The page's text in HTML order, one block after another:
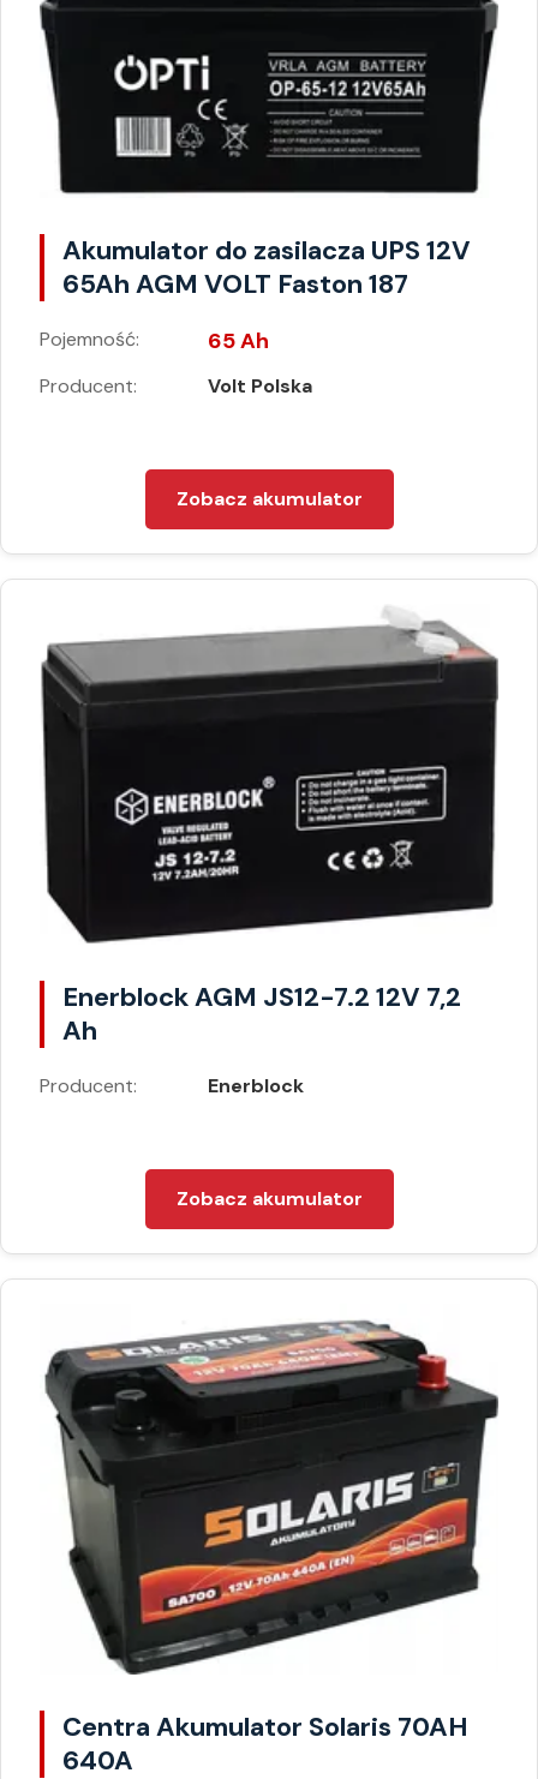
Akumulator do zasilacza UPS 12V
65Ah AGM VOLT Faston 187
Pojemność: 65 Ah
Producent: Volt Polska
Zobacz akumulator
Enerblock AGM JS12-7.2 12V 7,2
Ah
Producent: Enerblock
Zobacz akumulator
Centra Akumulator Solaris 70AH
640A